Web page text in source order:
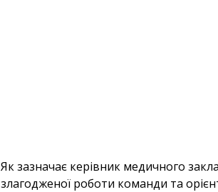
Як зазначає керівник медичного
злагодженої роботи команди та